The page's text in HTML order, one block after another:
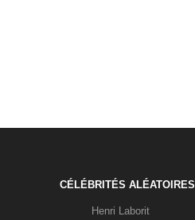
CÉLÉBRITÉS ALÉATOIRES
Henri Laborit